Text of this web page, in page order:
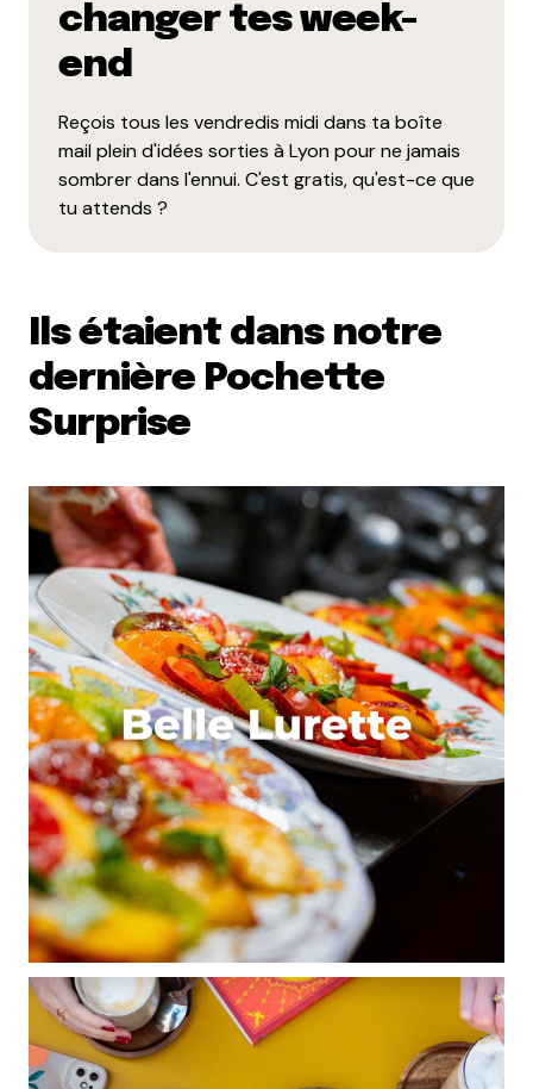
changer tes week-
end
Reçois tous les vendredis midi dans ta boîte
mail plein d'idées sorties à Lyon pour ne jamais
sombrer dans l'ennui. C'est gratis, qu'est-ce que
tu attends ?
Ils étaient dans notre
dernière Pochette
Surprise